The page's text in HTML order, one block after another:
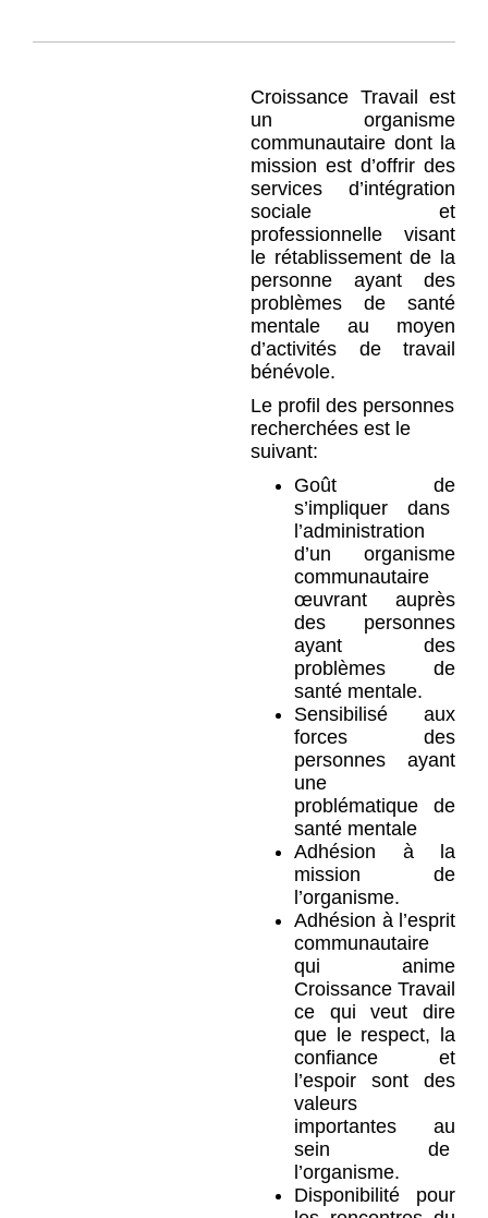
Croissance Travail est
un organisme
communautaire dont la
mission est d’offrir des
services d’intégration
sociale et
professionnelle visant
le rétablissement de la
personne ayant des
problèmes de santé
mentale au moyen
d’activités de travail
bénévole.
Le profil des personnes
recherchées est le
suivant:
Goût de
s’impliquer dans
l’administration
d’un organisme
communautaire
œuvrant auprès
des personnes
ayant des
problèmes de
santé mentale.
Sensibilisé aux
forces des
personnes ayant
une
problématique de
santé mentale
Adhésion à la
mission de
l’organisme.
Adhésion à l’esprit
communautaire
qui anime
Croissance Travail
ce qui veut dire
que le respect, la
confiance et
l’espoir sont des
valeurs
importantes au
sein de
l’organisme.
Disponibilité pour